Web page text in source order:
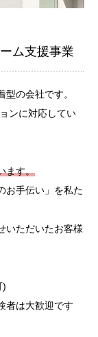
ム支援事業
の会社です。
ンに対応してい
ます。
お手伝い」を私た
いただいたお客様
)
者は大歓迎です